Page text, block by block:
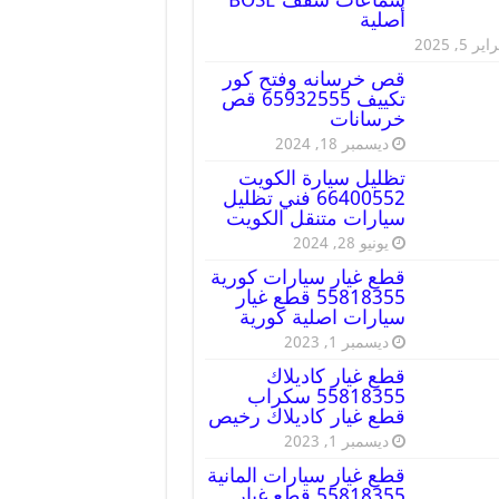
أصلية
5, 2025
قص خرسانه وفتح كور
تكييف 65932555 قص
خرسانات
ديسمبر 18, 2024
تظليل سيارة الكويت
66400552 فني تظليل
سيارات متنقل الكويت
يونيو 28, 2024
قطع غيار سيارات كورية
55818355 قطع غيار
سيارات اصلية كورية
ديسمبر 1, 2023
قطع غيار كاديلاك
55818355 سكراب
قطع غيار كاديلاك رخيص
ديسمبر 1, 2023
قطع غيار سيارات المانية